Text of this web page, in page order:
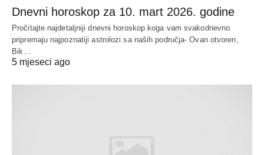
Dnevni horoskop za 10. mart 2026. godine
Pročitajte najdetaljniji dnevni horoskop koga vam svakodnevno
pripremaju najpoznatiji astrolozi sa naših područja- Ovan otvoren,
Bik…
5 mjeseci ago